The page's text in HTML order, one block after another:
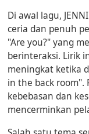
Di awal lagu,
ceria dan penuh
"Are you?" yang
berinteraksi. Lirik
meningkat ketika
in the back room".
kebebasan dan
mencerminkan